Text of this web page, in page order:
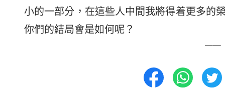
小的一部分，在這些人中間我將得着更多的
你們的結局會是如何呢？
——《